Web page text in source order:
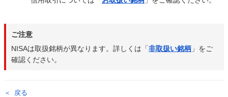
ご注意
NISAは取扱銘柄が異なります。詳しくは「非取扱い銘柄 」をご
確認ください。
戻る